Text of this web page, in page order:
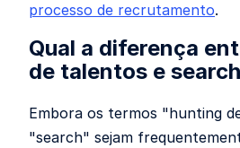
processo de recrutamento.
Qual a diferença
de talentos e
Embora os termos "hunting
"search" sejam